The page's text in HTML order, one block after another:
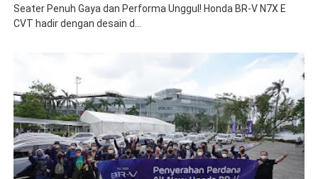
Seater Penuh Gaya dan Performa Unggul! Honda BR-V N7X E
CVT hadir dengan desain d...